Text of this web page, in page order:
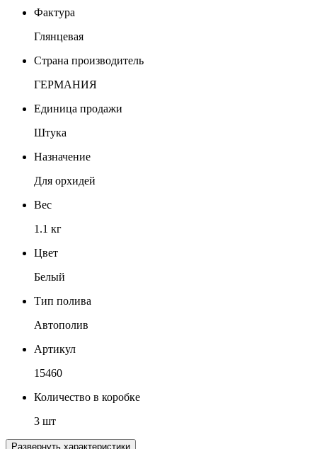
Фактура
Глянцевая
Страна производитель
ГЕРМАНИЯ
Единица продажи
Штука
Назначение
Для орхидей
Вес
1.1 кг
Цвет
Белый
Тип полива
Автополив
Артикул
15460
Количество в коробке
3 шт
Развернуть характеристики